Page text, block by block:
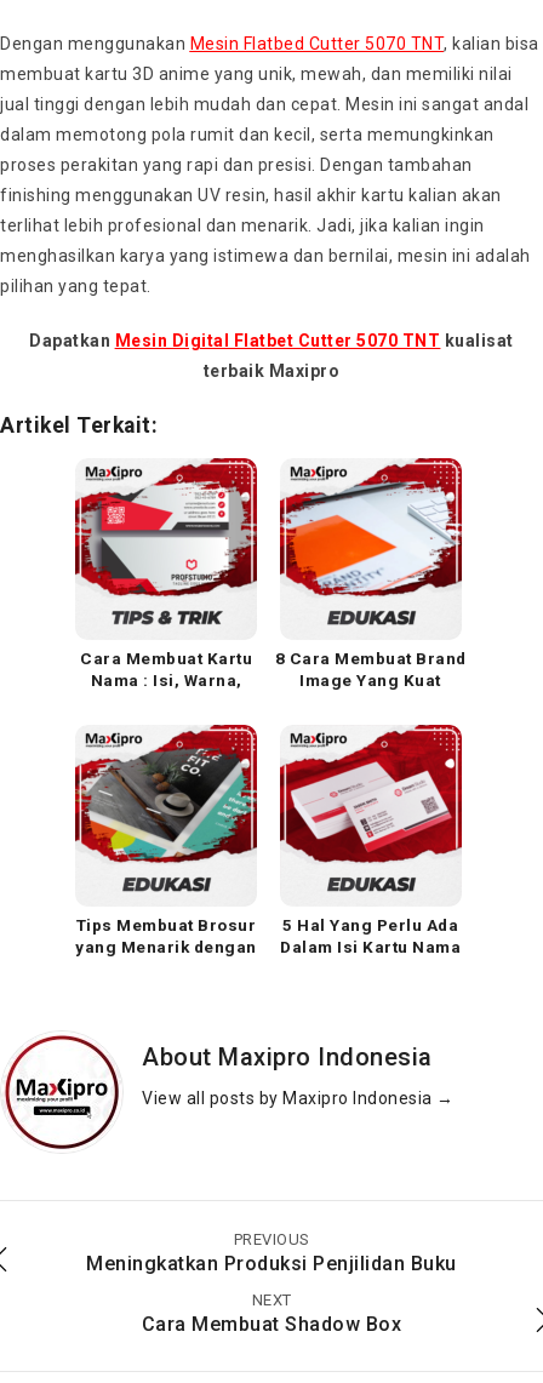
Dengan menggunakan Mesin Flatbed Cutter 5070 TNT, kalian bisa
membuat kartu 3D anime yang unik, mewah, dan memiliki nilai
jual tinggi dengan lebih mudah dan cepat. Mesin ini sangat andal
dalam memotong pola rumit dan kecil, serta memungkinkan
proses perakitan yang rapi dan presisi. Dengan tambahan
finishing menggunakan UV resin, hasil akhir kartu kalian akan
terlihat lebih profesional dan menarik. Jadi, jika kalian ingin
menghasilkan karya yang istimewa dan bernilai, mesin ini adalah
pilihan yang tepat.
Dapatkan Mesin Digital Flatbet Cutter 5070 TNT kualisat
terbaik Maxipro
Artikel Terkait:
Cara Membuat Kartu
Nama : Isi, Warna,
8 Cara Membuat Brand
Image Yang Kuat
Tips Membuat Brosur
yang Menarik dengan
5 Hal Yang Perlu Ada
Dalam Isi Kartu Nama
Baik & Menarik –
Maxipro.co.id
yang Mudah, Rapi,
Menarik
About Maxipro Indonesia
View all posts by Maxipro Indonesia →
PREVIOUS
Meningkatkan Produksi Penjilidan Buku
NEXT
Cara Membuat Shadow Box